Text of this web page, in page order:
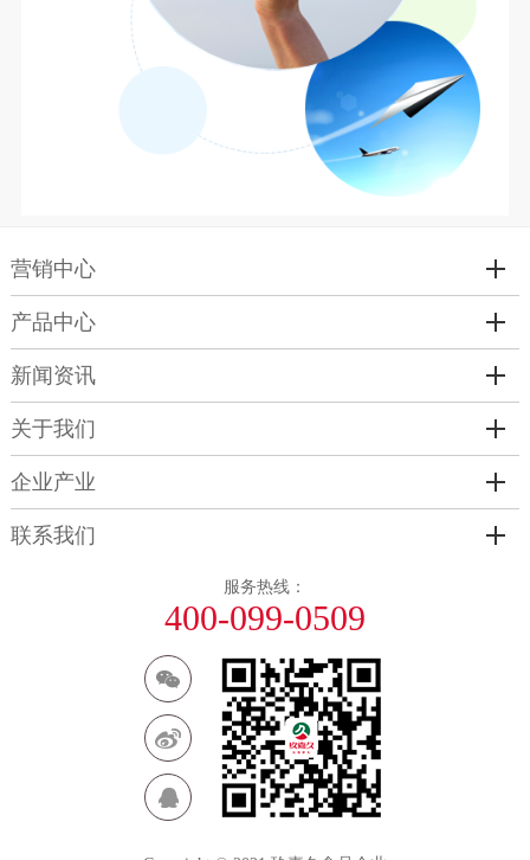
营销中心
产品中心
新闻资讯
关于我们
企业产业
联系我们
服务热线：
400-099-0509